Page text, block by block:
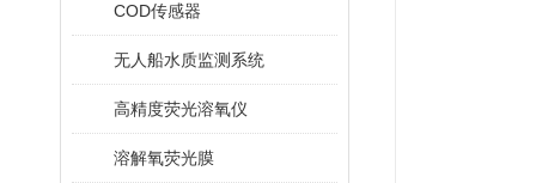
COD传感器
无人船水质监测系统
高精度荧光溶氧仪
溶解氧荧光膜